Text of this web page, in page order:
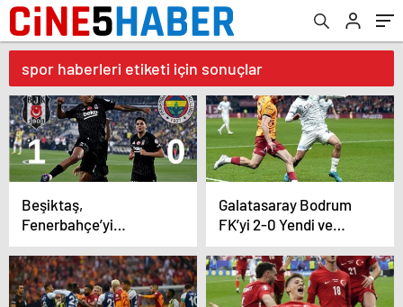
spor haberleri etiketi için sonuçlar
Beşiktaş,
Fenerbahçe’yi
Deplasmanda 1-0
Mağlup Etti
Galatasaray Bodrum
FK’yi 2-0 Yendi ve
Liderliğini Sürdürdü